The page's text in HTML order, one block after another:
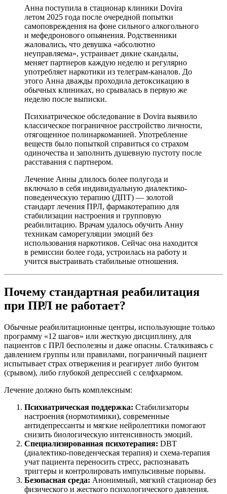
Анна поступила в стационар клиники Dovira
летом 2025 года после очередной попытки
самоповреждения на фоне сильного алкогольного
и мефедронового опьянения. Родственники
жаловались, что девушка «абсолютно
неуправляема», устраивает дикие скандалы,
меняет партнеров каждую неделю и регулярно
употребляет наркотики из телеграм-каналов. До
этого Анна дважды проходила детоксикацию в
обычных клиниках, но срывалась в первую же
неделю после выписки.
Психиатрическое обследование в Dovira выявило
классическое пограничное расстройство личности,
отягощенное полинаркоманией. Употребление
веществ было попыткой справиться со страхом
одиночества и заполнить душевную пустоту после
расставания с партнером.
Лечение Анны длилось более полугода и
включало в себя индивидуальную диалектико-
поведенческую терапию (ДПТ) — золотой
стандарт лечения ПРЛ, фармакотерапию для
стабилизации настроения и групповую
реабилитацию. Врачам удалось обучить Анну
техникам саморегуляции эмоций без
использования наркотиков. Сейчас она находится
в ремиссии более года, устроилась на работу и
учится выстраивать стабильные отношения.
Почему стандартная реабилитация
при ПРЛ не работает?
Обычные реабилитационные центры, использующие только
программу «12 шагов» или жесткую дисциплину, для
пациентов с ПРЛ бесполезны и даже опасны. Сталкиваясь с
давлением группы или правилами, пограничный пациент
испытывает страх отвержения и реагирует либо бунтом
(срывом), либо глубокой депрессией с селфхармом.
Лечение должно быть комплексным:
Психиатрическая поддержка: Стабилизаторы
настроения (нормотимики), современные
антидепрессанты и мягкие нейролептики помогают
снизить биологическую интенсивность эмоций.
Специализированная психотерапия: DBT
(диалектико-поведенческая терапия) и схема-терапия
учат пациента переносить стресс, распознавать
триггеры и контролировать импульсивные порывы.
Безопасная среда: Анонимный, мягкий стационар без
физического и жесткого психологического давления.